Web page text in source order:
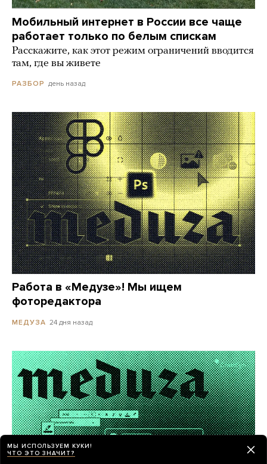
Мобильный интернет в России все чаще
работает только по белым спискам
Расскажите, как этот режим ограничений вводится
там, где вы живете
РАЗБОР день назад
Работа в «Медузе»! Мы ищем
фоторедактора
МЕДУЗА 24 дня назад
МЫ ИСПОЛЬЗУЕМ КУКИ!
ЧТО ЭТО ЗНАЧИТ?